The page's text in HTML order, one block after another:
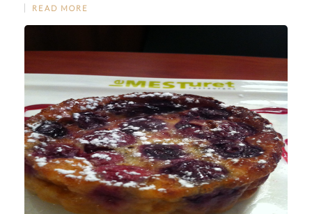
READ MORE